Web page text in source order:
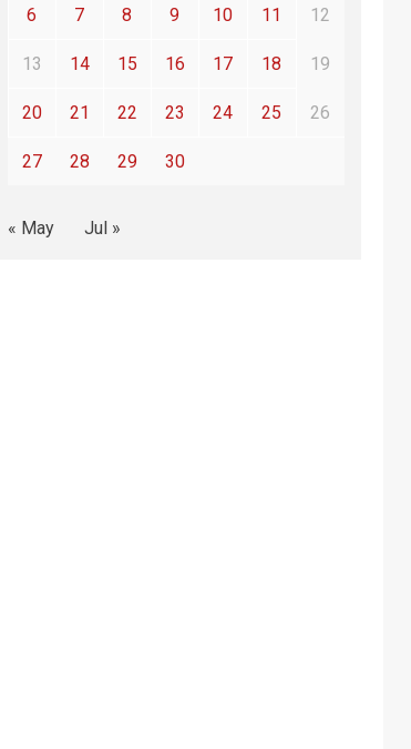
6 7 8 9 10 11 12
13 14 15 16 17 18 19
20 21 22 23 24 25 26
27 28 29 30
« May Jul »